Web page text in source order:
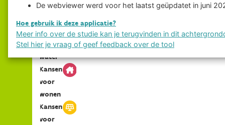
voor
natuur
Kansen
voor
water
Kansen
voor
wonen
Kansen
voor
De webviewer werd voor het laatst geüpdatet in juni
Hoe gebruik ik deze applicatie?
Meer info over de studie kan je terugvinden in dit
Stel hier je vraag of geef feedback over de tool